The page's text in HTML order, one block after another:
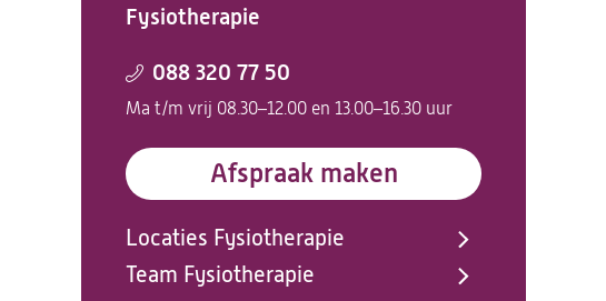
Fysiotherapie
088 320 77 50
Ma t/m vrij 08.30–12.00 en 13.00–16.30 uur
Afspraak maken
Locaties Fysiotherapie
Team Fysiotherapie